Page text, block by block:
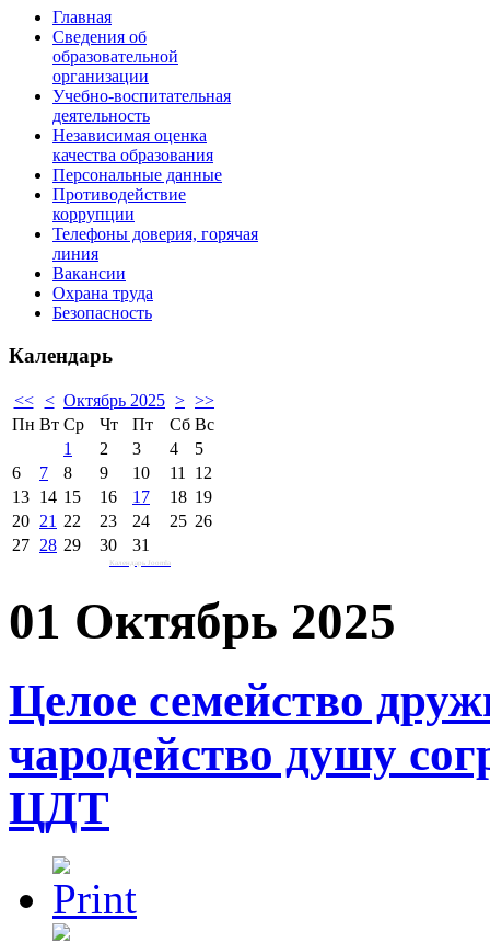
Главная
Сведения об
образовательной
организации
Учебно-воспитательная
деятельность
Независимая оценка
качества образования
Персональные данные
Противодействие
коррупции
Телефоны доверия, горячая
линия
Вакансии
Охрана труда
Безопасность
Календарь
<< < Октябрь 2025 > >>
Пн Вт Ср Чт Пт Сб Вс
1
2 3 4
5
6
7 8 9 10 11
12
13 14 15 16 17 18 19
20 21 22 23 24 25 26
27 28 29 30 31
Календарь Joomla
01 Октябрь 2025
Целое семейство
чародейство душу
ЦДТ